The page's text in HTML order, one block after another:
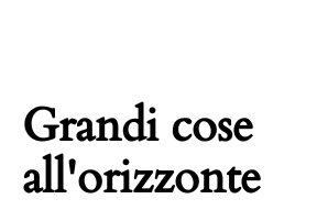
Grandi cose
all'orizzonte